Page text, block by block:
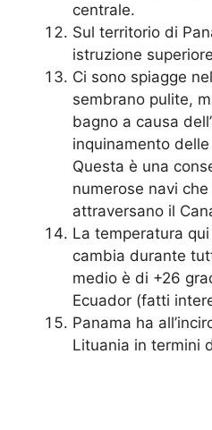
centrale.
Sul territorio di
istruzione
Ci sono spiagge
sembrano pulite,
bagno a causa
inquinamento
Questa è una
numerose navi
attraversano il
La temperatura
cambia durante
medio è di +26
Ecuador (fatti
Panama ha
Lituania in termini